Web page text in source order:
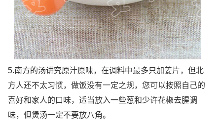
5.南方的汤讲究原汁原味，在调料中最多只加姜片，但北
方人还不太习惯，做饭没有一定之规，您可以按照自己的
喜好和家人的口味，适当放入一些葱和少许花椒去腥调
味，但煲汤一定不要放八角。